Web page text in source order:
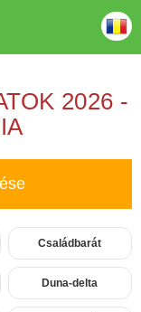
2026 -
Családbarát
Duna-delta